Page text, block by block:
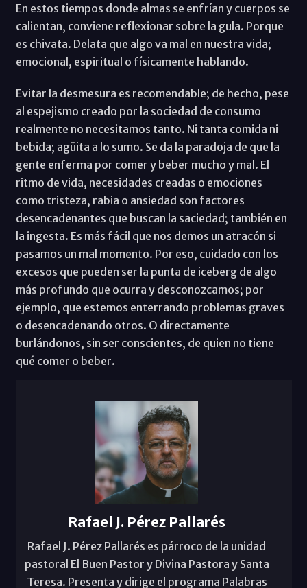
En estos tiempos donde almas se enfrían y cuerpos se
calientan, conviene reflexionar sobre la gula. Porque
es chivata. Delata que algo va mal en nuestra vida;
emocional, espiritual o físicamente hablando.
Evitar la desmesura es recomendable; de hecho, pese
al espejismo creado por la sociedad de consumo
realmente no necesitamos tanto. Ni tanta comida ni
bebida; agüita a lo sumo. Se da la paradoja de que la
gente enferma por comer y beber mucho y mal. El
ritmo de vida, necesidades creadas o emociones
como tristeza, rabia o ansiedad son factores
desencadenantes que buscan la saciedad; también en
la ingesta. Es más fácil que nos demos un atracón si
pasamos un mal momento. Por eso, cuidado con los
excesos que pueden ser la punta de iceberg de algo
más profundo que ocurra y desconozcamos; por
ejemplo, que estemos enterrando problemas graves
o desencadenando otros. O directamente
burlándonos, sin ser conscientes, de quien no tiene
qué comer o beber.
Rafael J. Pérez Pallarés
Rafael J. Pérez Pallarés es párroco de la unidad
pastoral El Buen Pastor y Divina Pastora y Santa
Teresa. Presenta y dirige el programa Palabras